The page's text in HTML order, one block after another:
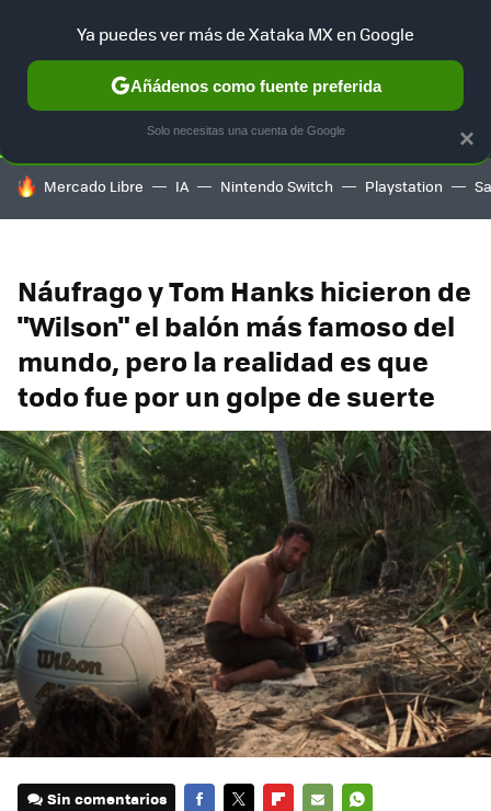
SELECCIÓN GAMING HOME AUTO TERRITORIO
HOY SE HABLA DE
Mercado Libre IA Nintendo Switch Playstation
Náufrago y Tom Hanks hicieron de
"Wilson" el balón más famoso del
mundo, pero la realidad es que
todo fue por un golpe de suerte
Sin comentarios
×
Ya puedes ver más de Xataka MX en Google
Añádenos como fuente preferida
Solo necesitas una cuenta de Google